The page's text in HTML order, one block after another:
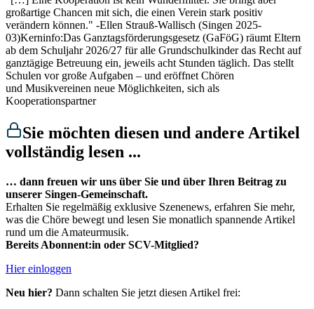
großartige Chancen mit sich, die einen Verein stark positiv
verändern können." -Ellen Strauß-Wallisch (Singen 2025-
03)Kerninfo:Das Ganztagsförderungsgesetz (GaFöG) räumt Eltern
ab dem Schuljahr 2026/27 für alle Grundschulkinder das Recht auf
ganztägige Betreuung ein, jeweils acht Stunden täglich. Das stellt
Schulen vor große Aufgaben – und eröffnet Chören
und Musikvereinen neue Möglichkeiten, sich als
Kooperationspartner
Sie möchten diesen und andere Artikel
vollständig lesen ...
… dann freuen wir uns über Sie und über Ihren Beitrag zu
unserer Singen-Gemeinschaft.
Erhalten Sie regelmäßig exklusive Szenenews, erfahren Sie mehr,
was die Chöre bewegt und lesen Sie monatlich spannende Artikel
rund um die Amateurmusik.
Bereits Abonnent:in oder SCV-Mitglied?
Hier einloggen
Neu hier? Dann schalten Sie jetzt diesen Artikel frei: